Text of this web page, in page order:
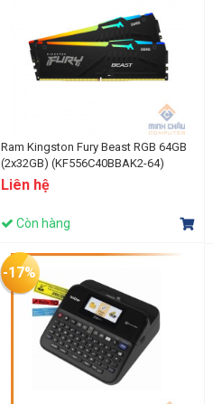
Ram Kingston Fury Beast RGB 64GB
(2x32GB) (KF556C40BBAK2-64)
DDR5 5600Mhz
Liên hệ
Còn hàng
-17%